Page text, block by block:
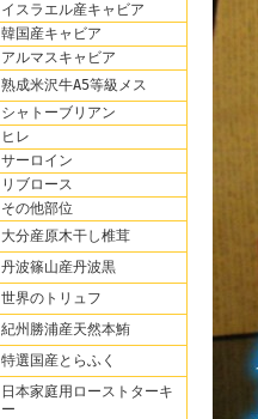
イスラエル産キャビア
韓国産キャビア
アルマスキャビア
熟成米沢牛A5等級メス
シャトーブリアン
ヒレ
サーロイン
リブロース
その他部位
大分産原木干し椎茸
丹波篠山産丹波黒
世界のトリュフ
紀州勝浦産天然本鮪
特選国産とらふく
日本家庭用ローストターキ
ー